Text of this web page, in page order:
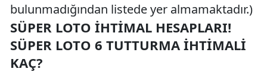
bulunmadığından listede yer almamaktadır.)
SÜPER LOTO İHTIMAL HESAPLARI!
SÜPER LOTO 6 TUTTURMA İHTIMALI
KAÇ?